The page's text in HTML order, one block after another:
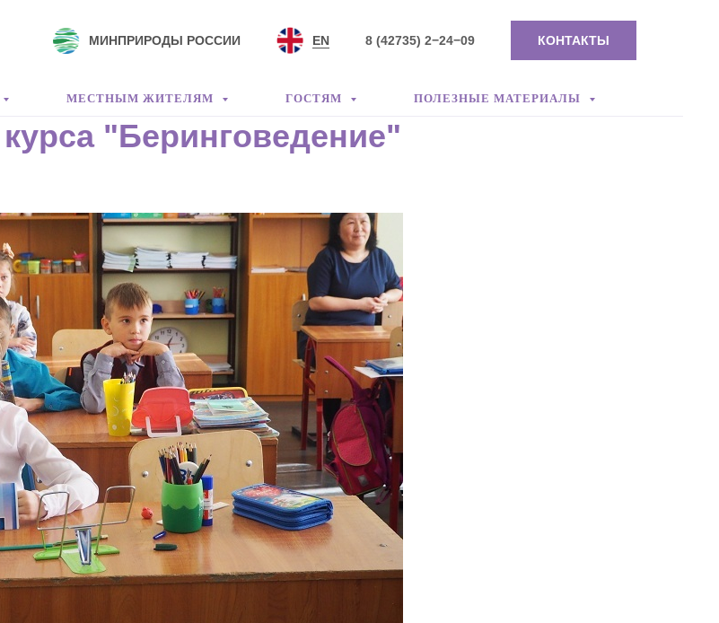
МИНПРИРОДЫ РОССИИ EN 8 (42735) 2−24−09 КОНТАКТЫ
МЕСТНЫМ ЖИТЕЛЯМ ГОСТЯМ ПОЛЕЗНЫЕ МАТЕРИАЛЫ
"Беринговедение"